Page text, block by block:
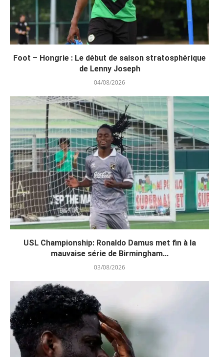
Foot – Hongrie : Le début de saison stratosphérique
de Lenny Joseph
04/08/2026
USL Championship: Ronaldo Damus met fin à la
mauvaise série de Birmingham...
03/08/2026